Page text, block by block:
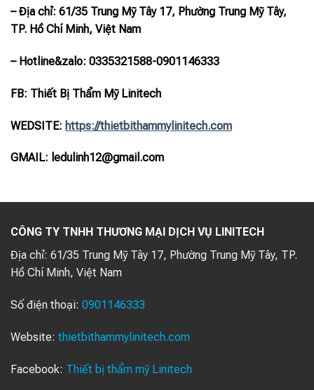
– Địa chỉ: 61/35 Trung Mỹ Tây 17, Phường Trung Mỹ Tây,
TP. Hồ Chí Minh, Việt Nam
– Hotline&zalo: 0335321588-0901146333
FB: Thiết Bị Thẩm Mỹ Linitech
WEDSITE: https://thietbithammylinitech.com
GMAIL: ledulinh12@gmail.com
CÔNG TY TNHH THƯƠNG MẠI DỊCH VỤ LINITECH
Địa chỉ: 61/35 Trung Mỹ Tây 17, Phường Trung Mỹ Tây, TP.
Hồ Chí Minh, Việt Nam
Số điện thoại: 0901146333
Website: thietbithammylinitech.com
Facebook: Thiết bị thẩm mỹ Linitech